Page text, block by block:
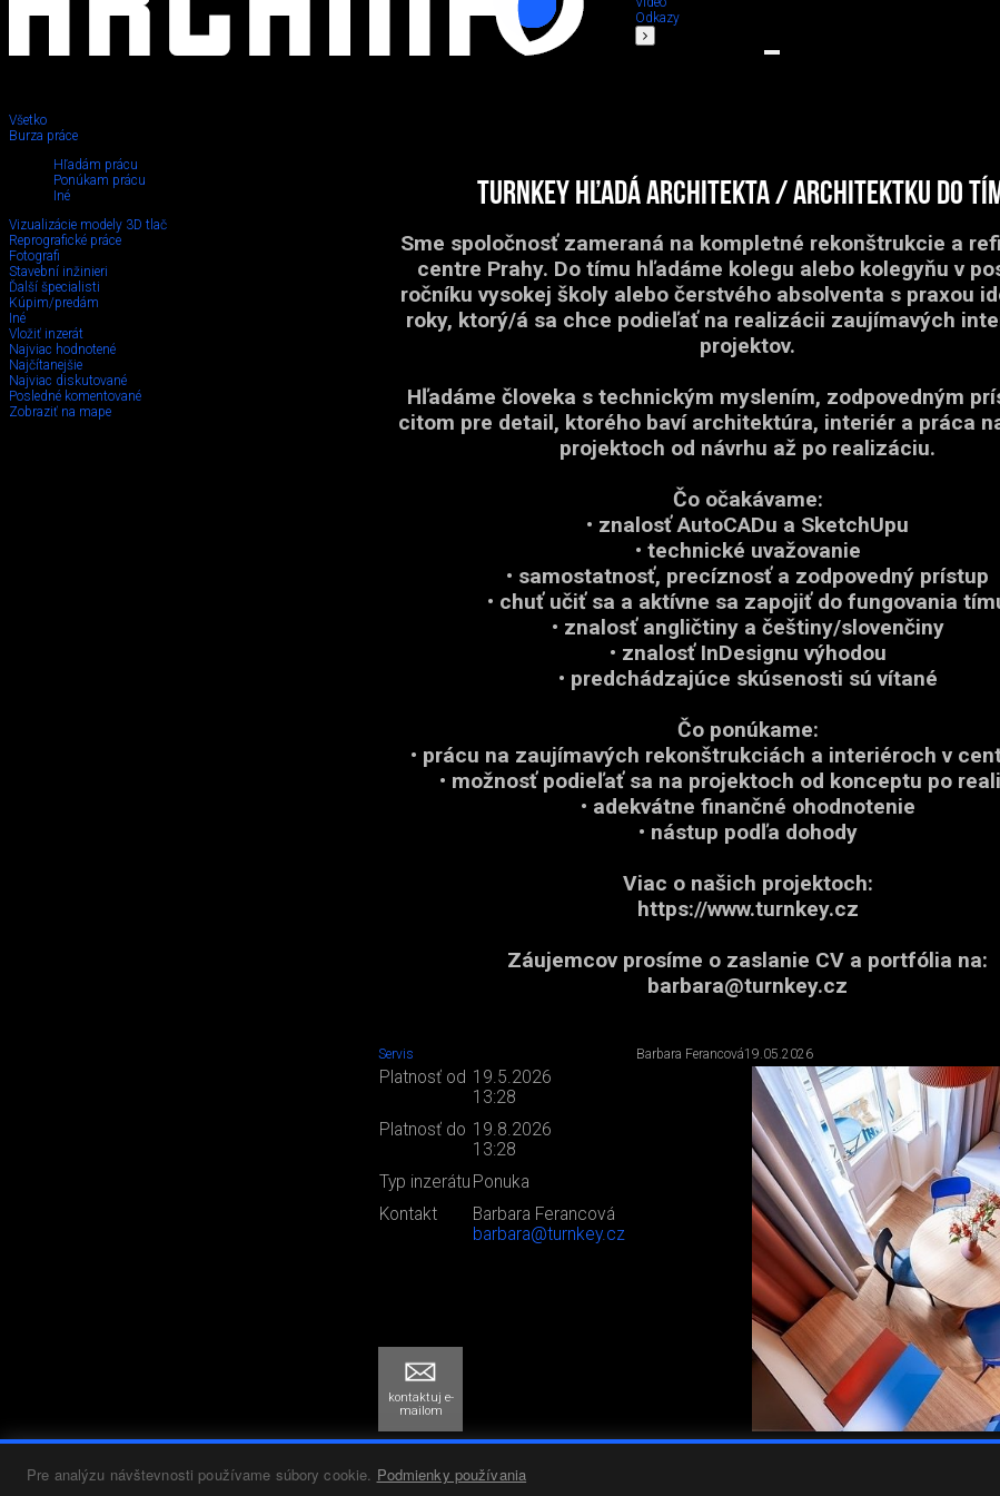
Pre analýzu návštevnosti používame súbory cookie. Podmienky používania
Odkazy
Všetko
Burza práce
Hľadám prácu
Ponúkam prácu
Iné
Vizualizácie modely 3D tlač
Reprografické práce
Fotografi
Stavební inžinieri
Ďalší špecialisti
Kúpim/predám
Iné
Vložiť inzerát
Najviac hodnotené
Najčítanejšie
Najviac diskutované
Posledné komentované
Zobraziť na mape
TurnKey hľadá architekta / architektku do
Sme spoločnosť zameraná na kompletné rekonštrukcie a
centre Prahy. Do tímu hľadáme kolegu alebo kolegyňu v
ročníku vysokej školy alebo čerstvého absolventa s praxou
roky, ktorý/á sa chce podieľať na realizácii zaujímavých
projektov.
Hľadáme človeka s technickým myslením, zodpovedným
citom pre detail, ktorého baví architektúra, interiér a práca
projektoch od návrhu až po realizáciu.
Čo očakávame:
• znalosť AutoCADu a SketchUpu
• technické uvažovanie
• samostatnosť, precíznosť a zodpovedný prístup
• chuť učiť sa a aktívne sa zapojiť do fungovania
• znalosť angličtiny a češtiny/slovenčiny
• znalosť InDesignu výhodou
• predchádzajúce skúsenosti sú vítané
Čo ponúkame:
• prácu na zaujímavých rekonštrukciách a interiéroch v
• možnosť podieľať sa na projektoch od konceptu po
• adekvátne finančné ohodnotenie
• nástup podľa dohody
Viac o našich projektoch:
https://www.turnkey.cz
Záujemcov prosíme o zaslanie CV a portfólia na:
barbara@turnkey.cz
Servis Barbara Ferancová19.05.2026
Platnosť od 19.5.2026
13:28
Platnosť do 19.8.2026
13:28
Typ inzerátu Ponuka
Kontakt
Barbara Ferancová
barbara@turnkey.cz
kontaktuj e-
mailom
SPÄŤ